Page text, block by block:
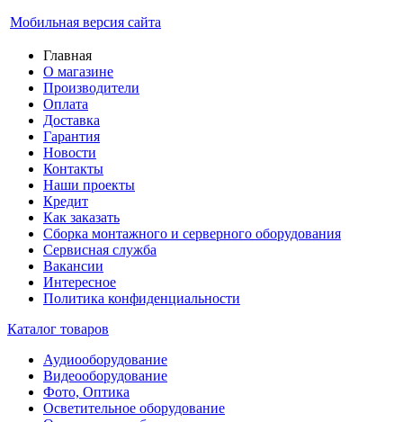
Мобильная версия сайта
Главная
О магазине
Производители
Оплата
Доставка
Гарантия
Новости
Контакты
Наши проекты
Кредит
Как заказать
Сборка монтажного и серверного оборудования
Сервисная служба
Вакансии
Интересное
Политика конфиденциальности
Каталог товаров
Аудиооборудование
Видеооборудование
Фото, Оптика
Осветительное оборудование